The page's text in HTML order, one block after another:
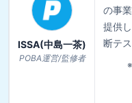
ISSA(中島一茶)
POBA運営/監修者
の事
提供
断テ